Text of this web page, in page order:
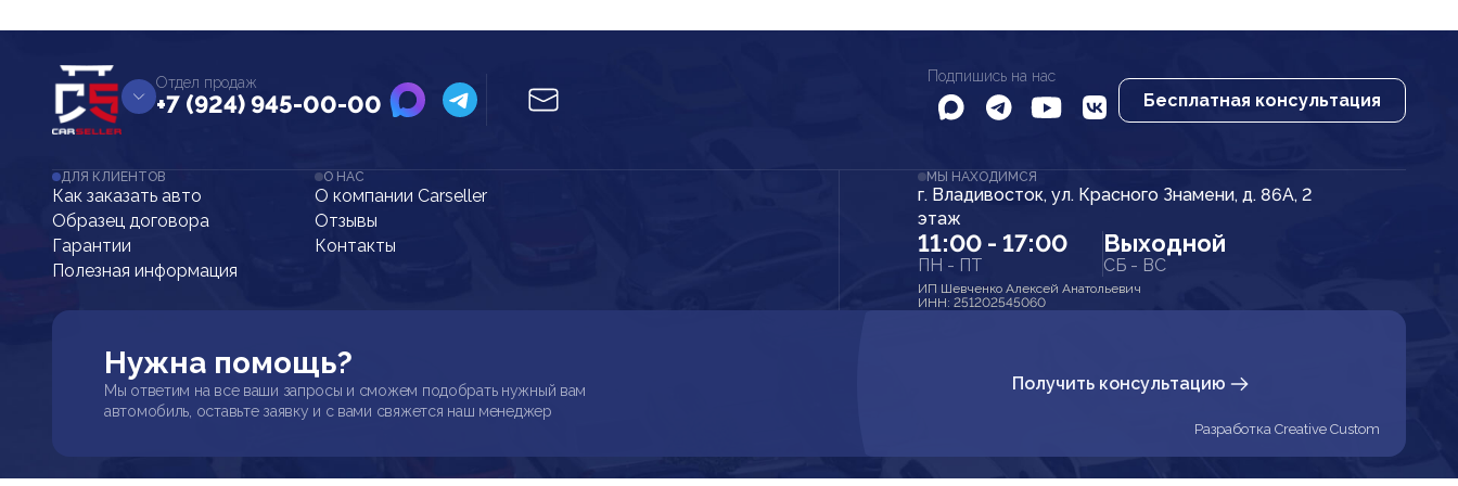
Отдел продаж
+7 (924) 945-00-00
Подпишись на нас
Бесплатная консультация
ДЛЯ КЛИЕНТОВ
Как заказать авто
Образец договора
Гарантии
Полезная информация
О НАС
О компании Carseller
Отзывы
Контакты
МЫ НАХОДИМСЯ
г. Владивосток, ул. Красного Знамени, д. 86А, 2
этаж
11:00 - 17:00
ПН - ПТ
Выходной
СБ - ВС
ИП Шевченко Алексей Анатольевич
ИНН: 251202545060
Нужна помощь?
Мы ответим на все ваши запросы и сможем подобрать нужный вам
автомобиль, оставьте заявку и с вами свяжется наш менеджер
Получить консультацию
Разработка Creative Custom